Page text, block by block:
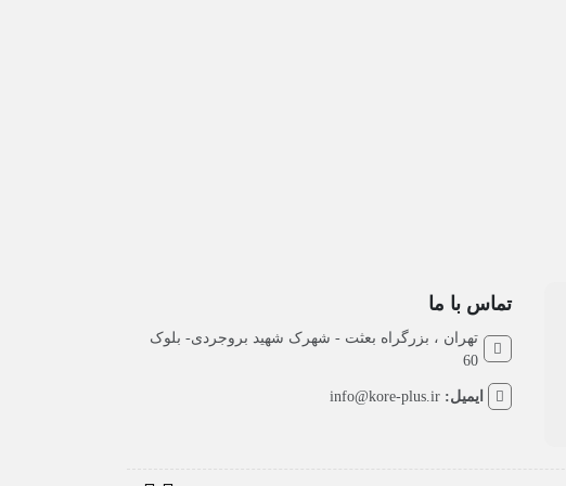
تماس با ما
تهران ، بزرگراه بعثت - شهرک شهید بروجردی- بلوک
60
ایمیل: info@kore-plus.ir